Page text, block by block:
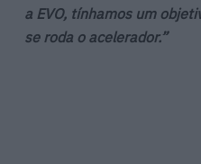
a EVO, tínhamos um
se roda o acelerador.”